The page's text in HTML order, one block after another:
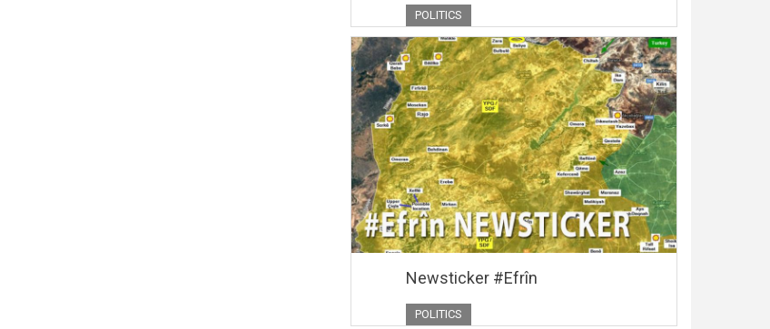
POLITICS
Newsticker #Efrîn
POLITICS